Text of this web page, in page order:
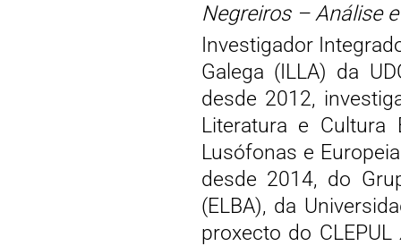
Negreiros – Análise
Investigador
Galega (ILLA) da
desde 2012,
Literatura e Cultura
Lusófonas e
desde 2014, do
(ELBA), da
proxecto do CLEPUL